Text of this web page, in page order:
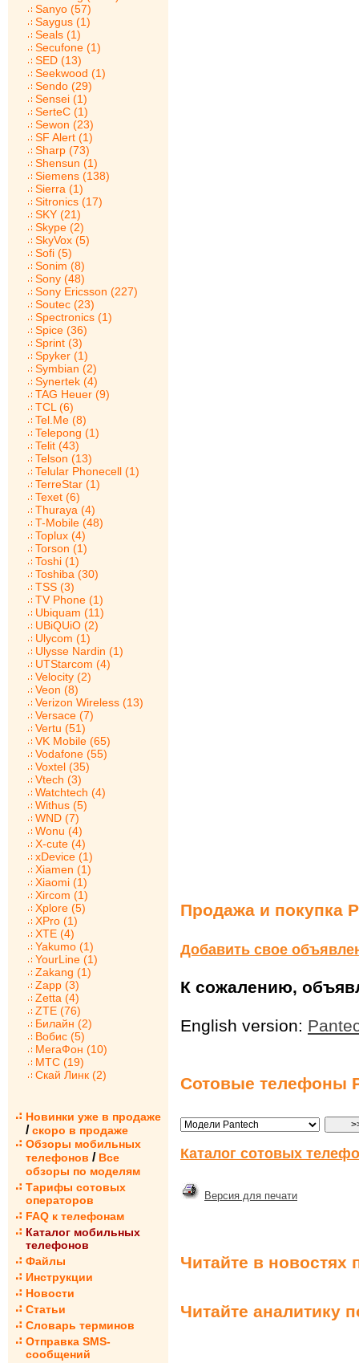
Sanyo (57)
Saygus (1)
Seals (1)
Secufone (1)
SED (13)
Seekwood (1)
Sendo (29)
Sensei (1)
SerteC (1)
Sewon (23)
SF Alert (1)
Sharp (73)
Shensun (1)
Siemens (138)
Sierra (1)
Sitronics (17)
SKY (21)
Skype (2)
SkyVox (5)
Sofi (5)
Sonim (8)
Sony (48)
Sony Ericsson (227)
Soutec (23)
Spectronics (1)
Spice (36)
Sprint (3)
Spyker (1)
Symbian (2)
Synertek (4)
TAG Heuer (9)
TCL (6)
Tel.Me (8)
Telepong (1)
Telit (43)
Telson (13)
Telular Phonecell (1)
TerreStar (1)
Texet (6)
Thuraya (4)
T-Mobile (48)
Toplux (4)
Torson (1)
Toshi (1)
Toshiba (30)
TSS (3)
TV Phone (1)
Ubiquam (11)
UBiQUiO (2)
Ulycom (1)
Ulysse Nardin (1)
UTStarcom (4)
Velocity (2)
Veon (8)
Verizon Wireless (13)
Versace (7)
Vertu (51)
VK Mobile (65)
Vodafone (55)
Voxtel (35)
Vtech (3)
Watchtech (4)
Withus (5)
WND (7)
Wonu (4)
X-cute (4)
xDevice (1)
Xiamen (1)
Xiaomi (1)
Xircom (1)
Xplore (5)
XPro (1)
XTE (4)
Yakumo (1)
YourLine (1)
Zakang (1)
Zapp (3)
Zetta (4)
ZTE (76)
Билайн (2)
Вобис (5)
МегаФон (10)
МТС (19)
Скай Линк (2)
Новинки уже в продаже
/ скоро в продаже
Обзоры мобильных
телефонов / Все
обзоры по моделям
Тарифы сотовых
операторов
FAQ к телефонам
Каталог мобильных
телефонов
Файлы
Инструкции
Новости
Статьи
Словарь терминов
Отправка SMS-
сообщений
Продажа и покупка
Добавить свое
К сожалению,
English version:
Сотовые телефоны
Каталог сотовых
Версия для печати
Читайте в новостях
Читайте аналитику